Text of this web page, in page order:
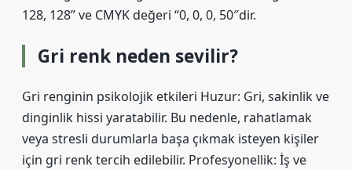
128, 128” ve CMYK değeri “0, 0, 0, 50″dir.
Gri renk neden sevilir?
Gri renginin psikolojik etkileri Huzur: Gri, sakinlik ve
dinginlik hissi yaratabilir. Bu nedenle, rahatlamak
veya stresli durumlarla başa çıkmak isteyen kişiler
için gri renk tercih edilebilir. Profesyonellik: İş ve